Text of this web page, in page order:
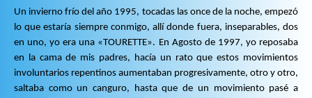
Un invierno frío del año 1995, tocadas las once de la noche, empezó
lo que estaría siempre conmigo, allí donde fuera, inseparables, dos
en uno, yo era una «TOURETTE». En Agosto de 1997, yo reposaba
en la cama de mis padres, hacía un rato que estos movimientos
involuntarios repentinos aumentaban progresivamente, otro y otro,
saltaba como un canguro, hasta que de un movimiento pasé a